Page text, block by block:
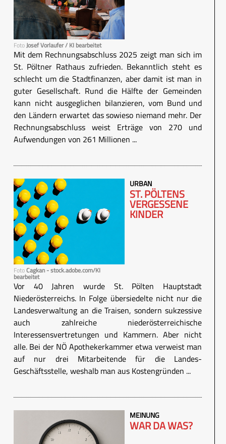
FotoJosef Vorlaufer / KI bearbeitet
Mit dem Rechnungsabschluss 2025 zeigt man sich im
St. Pöltner Rathaus zufrieden. Bekanntlich steht es
schlecht um die Stadtfinanzen, aber damit ist man in
guter Gesellschaft. Rund die Hälfte der Gemeinden
kann nicht ausgeglichen bilanzieren, vom Bund und
den Ländern erwartet das sowieso niemand mehr. Der
Rechnungsabschluss weist Erträge von 270 und
Aufwendungen von 261 Millionen ...
FotoCagkan - stock.adobe.com/KI
bearbeitet
URBAN
ST. PÖLTENS
VERGESSENE
KINDER
Vor 40 Jahren wurde St. Pölten Hauptstadt
Niederösterreichs. In Folge übersiedelte nicht nur die
Landesverwaltung an die Traisen, sondern sukzessive
auch zahlreiche niederösterreichische
Interessensvertretungen und Kammern. Aber nicht
alle. Bei der NÖ Apothekerkammer etwa verweist man
auf nur drei Mitarbeitende für die Landes-
Geschäftsstelle, weshalb man aus Kostengründen ...
MEINUNG
WAR DA WAS?